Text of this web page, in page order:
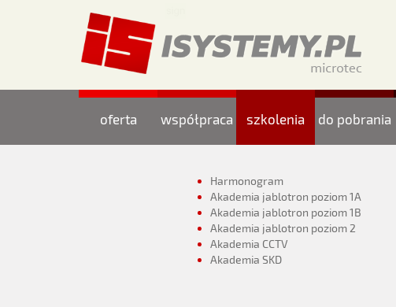
oferta współpraca szkolenia do pobrania
Harmonogram
Akademia jablotron poziom 1A
Akademia jablotron poziom 1B
Akademia jablotron poziom 2
Akademia CCTV
Akademia SKD